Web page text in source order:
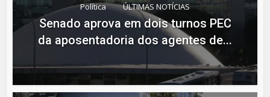
Política ÚLTIMAS NOTÍCIAS
Senado aprova em dois turnos PEC
da aposentadoria dos agentes de...